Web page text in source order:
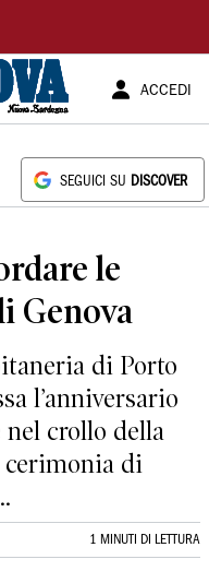
ACCEDI
SEGUICI SU DISCOVER
le
Genova
di Porto
l’anniversario
nel crollo della
cerimonia di
1 MINUTI DI LETTURA